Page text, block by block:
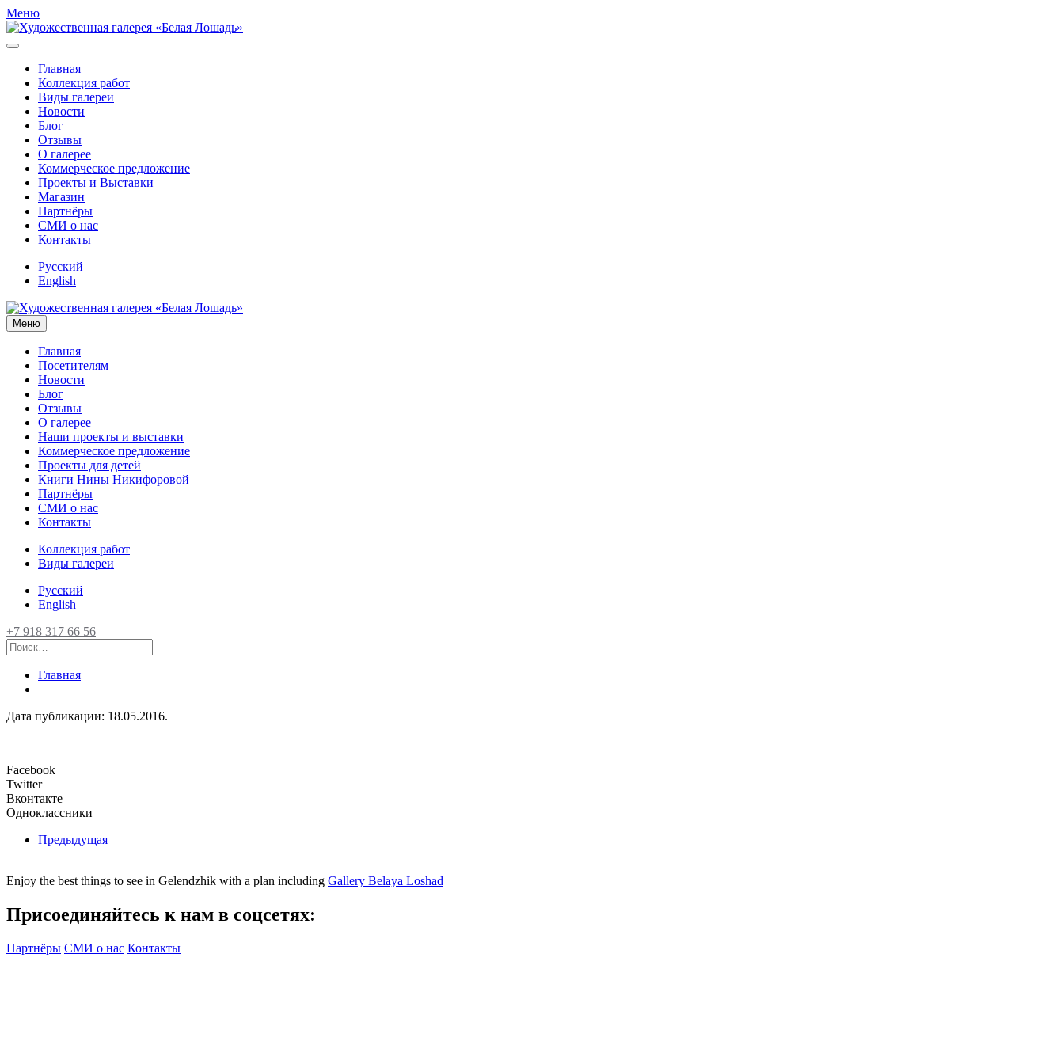
Меню
Главная
Коллекция работ
Виды галереи
Новости
Блог
Отзывы
О галерее
Коммерческое предложение
Проекты и Выставки
Магазин
Партнёры
СМИ о нас
Контакты
Русский
English
Меню
Главная
Посетителям
Новости
Блог
Отзывы
О галерее
Наши проекты и выставки
Коммерческое предложение
Проекты для детей
Книги Нины Никифоровой
Партнёры
СМИ о нас
Контакты
Коллекция работ
Виды галереи
Русский
English
+7 918 317 66 56
Главная
Дата публикации: 18.05.2016.
Facebook
Twitter
Вконтакте
Одноклассники
Предыдущая
Enjoy the best things to see in Gelendzhik with a plan including Gallery Belaya Loshad
Присоединяйтесь к нам в соцсетях:
Партнёры СМИ о нас Контакты